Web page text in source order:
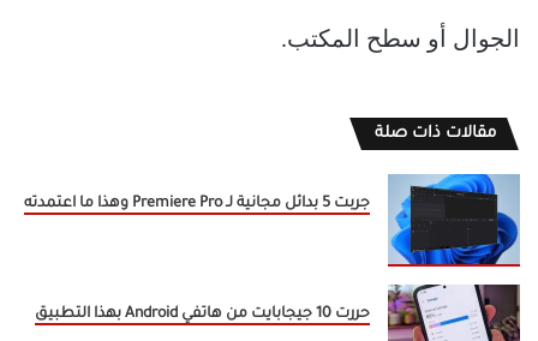
الجوال أو سطح المكتب.
مقالات ذات صلة
جربت 5 بدائل مجانية لـ Premiere Pro وهذا ما اعتمدته
حررت 10 جيجابايت من هاتفي Android بهذا التطبيق